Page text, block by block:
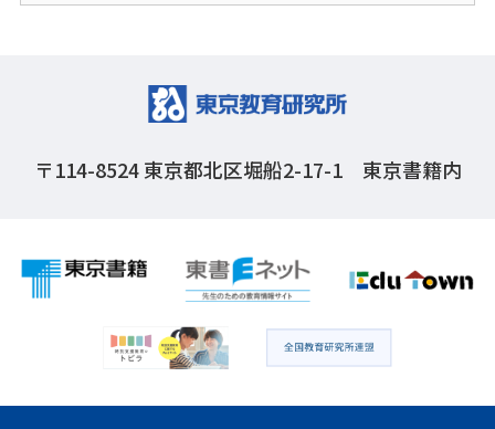
〒114-8524東京都北区堀船2-17-1 東京書籍内